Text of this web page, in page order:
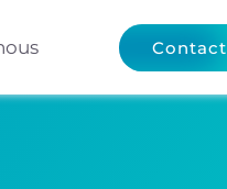
Contact